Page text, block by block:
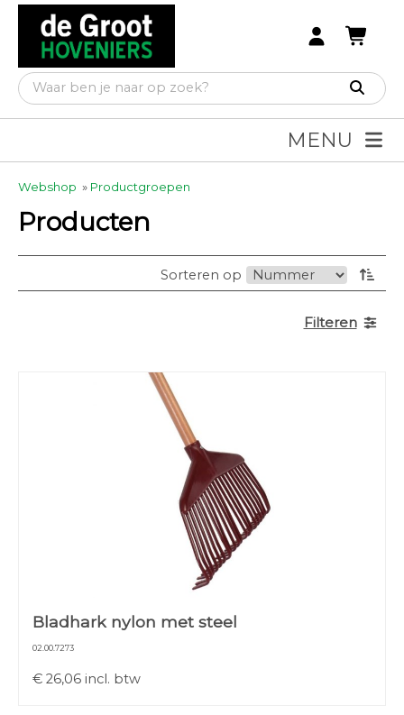
MENU
Webshop » Productgroepen
Producten
Sorteren op
Filteren
Bladhark nylon met steel
02.00.7273
€ 26,06 incl. btw